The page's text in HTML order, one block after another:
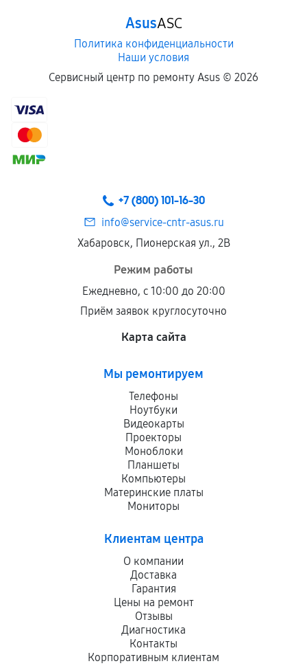
AsusASC
Политика конфиденциальности
Наши условия
Сервисный центр по ремонту Asus © 2026
+7 (800) 101-16-30
info@service-cntr-asus.ru
Хабаровск, Пионерская ул., 2В
Режим работы
Ежедневно, с 10:00 до 20:00
Приём заявок круглосуточно
Карта сайта
Мы ремонтируем
Телефоны
Ноутбуки
Видеокарты
Проекторы
Моноблоки
Планшеты
Компьютеры
Материнские платы
Мониторы
Клиентам центра
О компании
Доставка
Гарантия
Цены на ремонт
Отзывы
Диагностика
Контакты
Корпоративным клиентам